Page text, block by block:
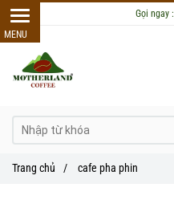
Trang chủ / cafe pha phin
Gọi ngay :